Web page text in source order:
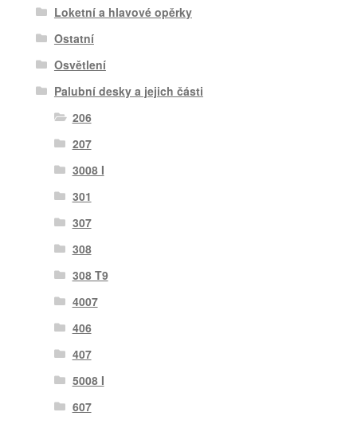
Loketní a hlavové opěrky
Ostatní
Osvětlení
Palubní desky a jejich části
206
207
3008 I
301
307
308
308 T9
4007
406
407
5008 I
607